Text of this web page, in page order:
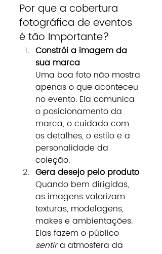
Por que a cobertura
fotográfica de eventos
é tão Importante?
Constrói a imagem da
sua marca
Uma boa foto não mostra
apenas o que aconteceu
no evento. Ela comunica
o posicionamento da
marca, o cuidado com
os detalhes, o estilo e a
personalidade da
coleção.
Gera desejo pelo produto
Quando bem dirigidas,
as imagens valorizam
texturas, modelagens,
makes e ambientações.
Elas fazem o público
sentir a atmosfera da